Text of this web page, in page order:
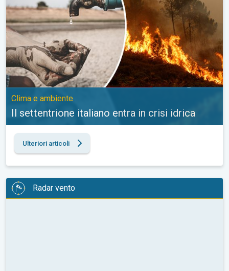
Clima e ambiente
Il settentrione italiano entra in crisi idrica
Ulteriori articoli
Radar vento